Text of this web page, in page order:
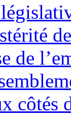
de
côtés